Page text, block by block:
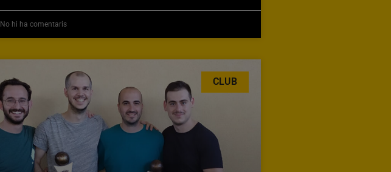
No hi ha comentaris
CLUB